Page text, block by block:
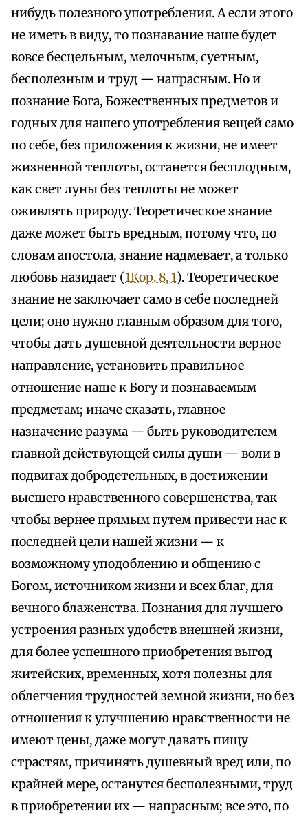
нибудь полезного употребления. А если этого
не иметь в виду, то познавание наше будет
вовсе бесцельным, мелочным, суетным,
бесполезным и труд — напрасным. Но и
познание Бога, Божественных предметов и
годных для нашего употребления вещей само
по себе, без приложения к жизни, не имеет
жизненной теплоты, останется бесплодным,
как свет луны без теплоты не может
оживлять природу. Теоретическое знание
даже может быть вредным, потому что, по
словам апостола, знание надмевает, а только
любовь назидает (1Кор. 8, 1). Теоретическое
знание не заключает само в себе последней
цели; оно нужно главным образом для того,
чтобы дать душевной деятельности верное
направление, установить правильное
отношение наше к Богу и познаваемым
предметам; иначе сказать, главное
назначение разума — быть руководителем
главной действующей силы души — воли в
подвигах добродетельных, в достижении
высшего нравственного совершенства, так
чтобы вернее прямым путем привести нас к
последней цели нашей жизни — к
возможному уподоблению и общению с
Богом, источником жизни и всех благ, для
вечного блаженства. Познания для лучшего
устроения разных удобств внешней жизни,
для более успешного приобретения выгод
житейских, временных, хотя полезны для
облегчения трудностей земной жизни, но без
отношения к улучшению нравственности не
имеют цены, даже могут давать пищу
страстям, причинять душевный вред или, по
крайней мере, останутся бесполезными, труд
в приобретении их — напрасным; все это, по